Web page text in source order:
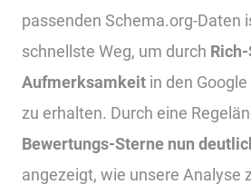
passenden Schema.org-Daten
schnellste Weg, um durch
Aufmerksamkeit in den
zu erhalten. Durch eine
Bewertungs-Sterne nun
angezeigt, wie unsere Analyse